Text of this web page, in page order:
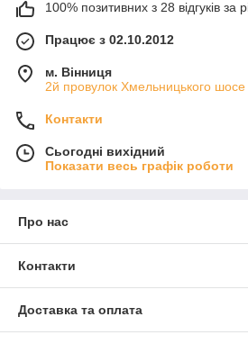
100% позитивних з 28 відгуків за
Працює з 02.10.2012
м. Вінниця
2й провулок Хмельницького шосе
Контакти
Сьогодні вихідний
Показати весь графік роботи
Про нас
Контакти
Доставка та оплата